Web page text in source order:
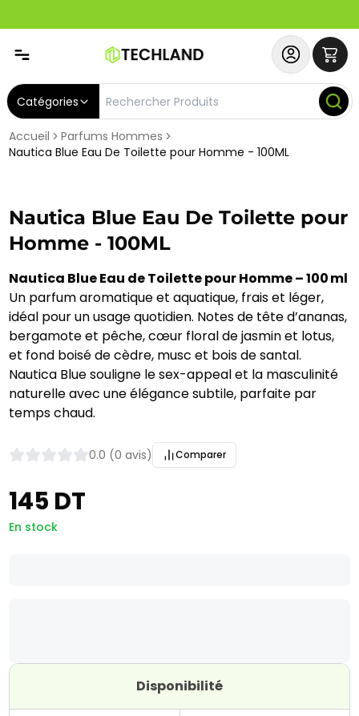
Catégories
Accueil
Parfums Hommes
Nautica Blue Eau De Toilette pour Homme - 100ML
Nautica Blue Eau De Toilette pour
Homme - 100ML
Nautica Blue Eau de Toilette pour Homme – 100 ml
Un parfum aromatique et aquatique, frais et léger,
idéal pour un usage quotidien. Notes de tête d’ananas,
bergamote et pêche, cœur floral de jasmin et lotus,
et fond boisé de cèdre, musc et bois de santal.
Nautica Blue souligne le sex-appeal et la masculinité
naturelle avec une élégance subtile, parfaite par
temps chaud.
0.0 (0 avis) Comparer
145 DT
En stock
Disponibilité